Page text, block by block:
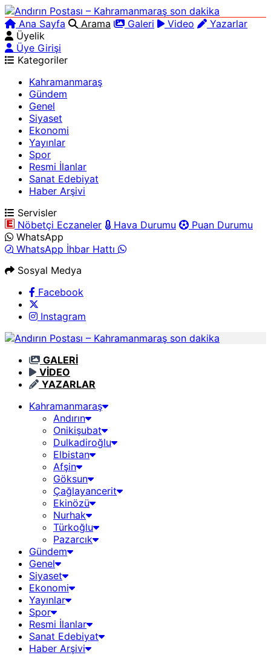
Ana Sayfa Arama Galeri Video
Yazarlar
Üyelik
Üye Girişi
Kategoriler
Kahramanmaraş
Gündem
Genel
Siyaset
Ekonomi
Yayınlar
Spor
Resmi İlanlar
Sanat Edebiyat
Haber Arşivi
Servisler
Nöbetçi Eczaneler
Hava Durumu
Puan Durumu
WhatsApp
WhatsApp İhbar Hattı
Sosyal Medya
Facebook
Instagram
GALERİ
VİDEO
YAZARLAR
Kahramanmaraş
Andırın
Onikişubat
Dulkadiroğlu
Elbistan
Afşin
Göksun
Çağlayancerit
Ekinözü
Nurhak
Türkoğlu
Pazarcık
Gündem
Genel
Siyaset
Ekonomi
Yayınlar
Spor
Resmi İlanlar
Sanat Edebiyat
Haber Arşivi